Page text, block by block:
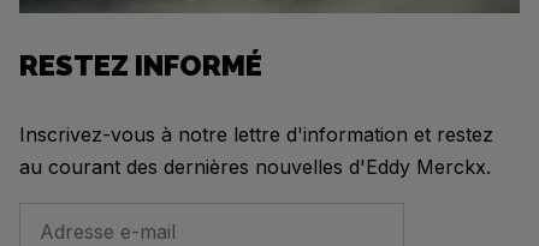
RESTEZ INFORMÉ
Inscrivez-vous à notre lettre d'information et restez
au courant des dernières nouvelles d'Eddy Merckx.